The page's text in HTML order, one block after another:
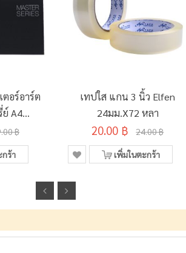
ตอร์อาร์ต
ย์ A4
ผ่น
฿
ร้า
เทปใส แกน 3 นิ้ว Elfen
24มม.x72 หลา
20.00 ฿ 24.00 ฿
เพิ่มในตะกร้า